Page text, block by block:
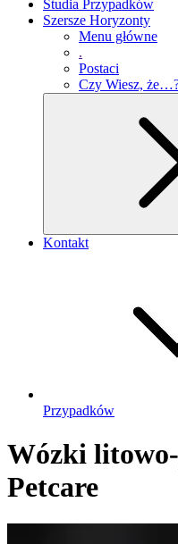
Studia Przypadków
Szersze Horyzonty
Menu główne
.
Postaci
Czy Wiesz,
Kontakt
Przypadków
Wózki
Petcare